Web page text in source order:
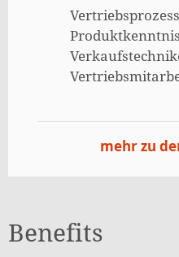
mehr zu
Benefits